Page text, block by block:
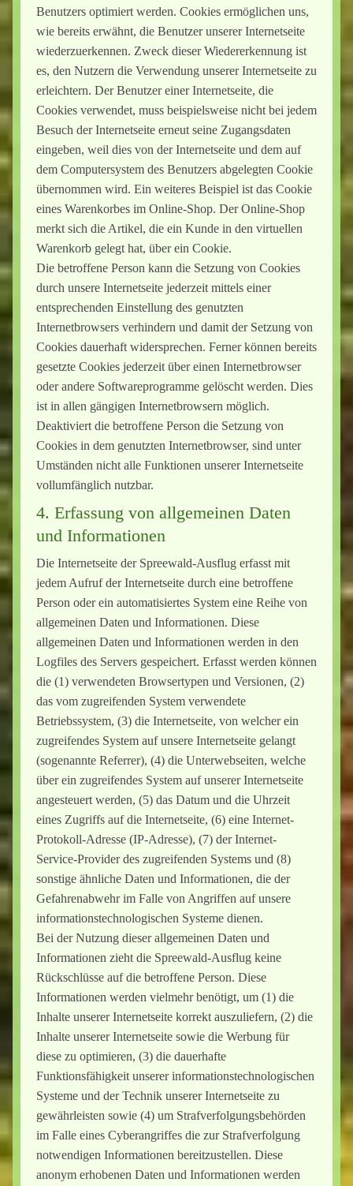
Benutzers optimiert werden. Cookies ermöglichen uns,
wie bereits erwähnt, die Benutzer unserer Internetseite
wiederzuerkennen. Zweck dieser Wiedererkennung ist
es, den Nutzern die Verwendung unserer Internetseite zu
erleichtern. Der Benutzer einer Internetseite, die
Cookies verwendet, muss beispielsweise nicht bei jedem
Besuch der Internetseite erneut seine Zugangsdaten
eingeben, weil dies von der Internetseite und dem auf
dem Computersystem des Benutzers abgelegten Cookie
übernommen wird. Ein weiteres Beispiel ist das Cookie
eines Warenkorbes im Online-Shop. Der Online-Shop
merkt sich die Artikel, die ein Kunde in den virtuellen
Warenkorb gelegt hat, über ein Cookie.
Die betroffene Person kann die Setzung von Cookies
durch unsere Internetseite jederzeit mittels einer
entsprechenden Einstellung des genutzten
Internetbrowsers verhindern und damit der Setzung von
Cookies dauerhaft widersprechen. Ferner können bereits
gesetzte Cookies jederzeit über einen Internetbrowser
oder andere Softwareprogramme gelöscht werden. Dies
ist in allen gängigen Internetbrowsern möglich.
Deaktiviert die betroffene Person die Setzung von
Cookies in dem genutzten Internetbrowser, sind unter
Umständen nicht alle Funktionen unserer Internetseite
vollumfänglich nutzbar.
4. Erfassung von allgemeinen Daten
und Informationen
Die Internetseite der Spreewald-Ausflug erfasst mit
jedem Aufruf der Internetseite durch eine betroffene
Person oder ein automatisiertes System eine Reihe von
allgemeinen Daten und Informationen. Diese
allgemeinen Daten und Informationen werden in den
Logfiles des Servers gespeichert. Erfasst werden können
die (1) verwendeten Browsertypen und Versionen, (2)
das vom zugreifenden System verwendete
Betriebssystem, (3) die Internetseite, von welcher ein
zugreifendes System auf unsere Internetseite gelangt
(sogenannte Referrer), (4) die Unterwebseiten, welche
über ein zugreifendes System auf unserer Internetseite
angesteuert werden, (5) das Datum und die Uhrzeit
eines Zugriffs auf die Internetseite, (6) eine Internet-
Protokoll-Adresse (IP-Adresse), (7) der Internet-
Service-Provider des zugreifenden Systems und (8)
sonstige ähnliche Daten und Informationen, die der
Gefahrenabwehr im Falle von Angriffen auf unsere
informationstechnologischen Systeme dienen.
Bei der Nutzung dieser allgemeinen Daten und
Informationen zieht die Spreewald-Ausflug keine
Rückschlüsse auf die betroffene Person. Diese
Informationen werden vielmehr benötigt, um (1) die
Inhalte unserer Internetseite korrekt auszuliefern, (2) die
Inhalte unserer Internetseite sowie die Werbung für
diese zu optimieren, (3) die dauerhafte
Funktionsfähigkeit unserer informationstechnologischen
Systeme und der Technik unserer Internetseite zu
gewährleisten sowie (4) um Strafverfolgungsbehörden
im Falle eines Cyberangriffes die zur Strafverfolgung
notwendigen Informationen bereitzustellen. Diese
anonym erhobenen Daten und Informationen werden